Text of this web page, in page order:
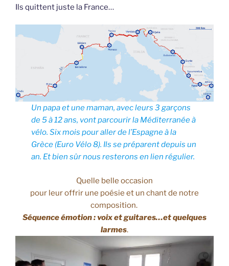
Ils quittent juste la France…
Un papa et une maman, avec leurs 3 garçons
de 5 à 12 ans, vont parcourir la Méditerranée à
vélo. Six mois pour aller de l’Espagne à la
Grèce (Euro Vélo 8). Ils se préparent depuis un
an. Et bien sûr nous resterons en lien régulier.
Quelle belle occasion
pour leur offrir une poésie et un chant de notre
composition.
Séquence émotion : voix et guitares…et quelques
larmes.